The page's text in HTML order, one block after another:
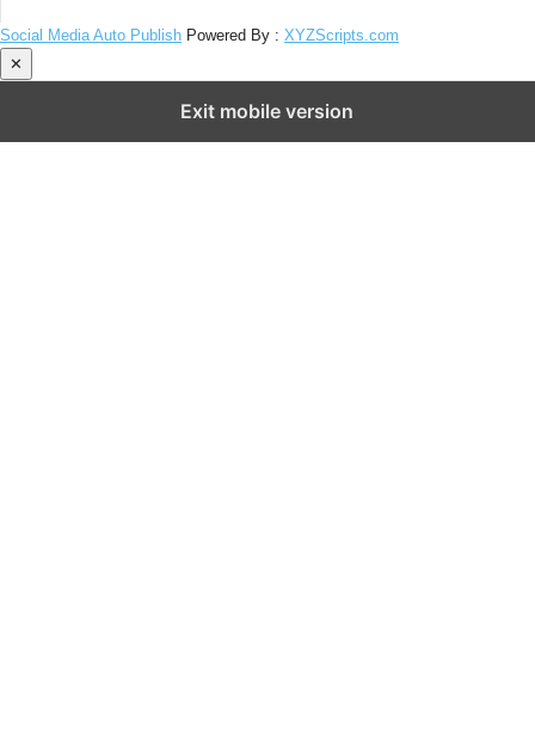
Social Media Auto Publish Powered By : XYZScripts.com
✕
Exit mobile version